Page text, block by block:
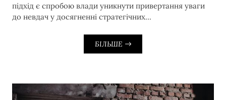
підхід є спробою влади уникнути привертання уваги
до невдач у досягненні стратегічних…
БІЛЬШЕ